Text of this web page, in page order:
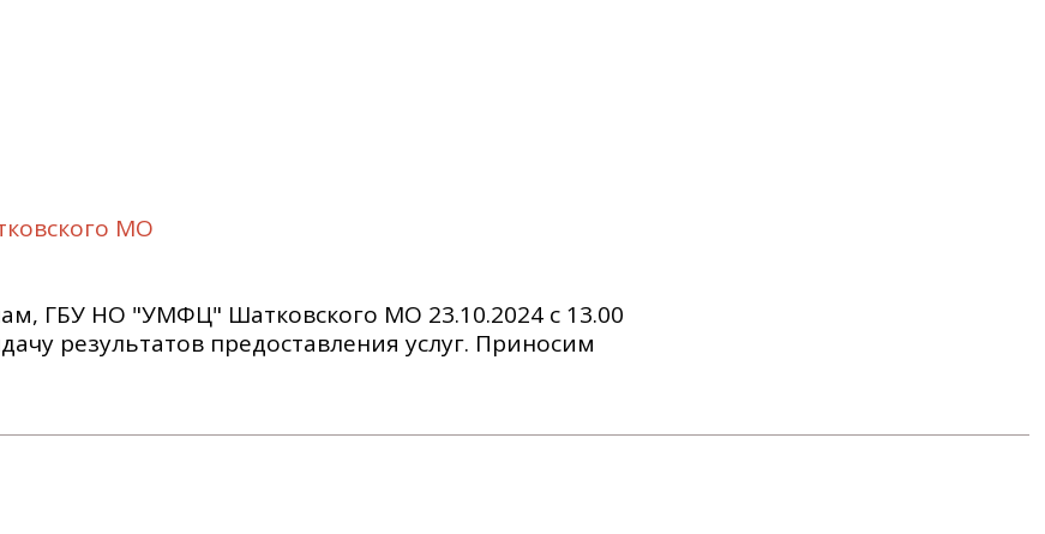
МО
ГБУ НО "УМФЦ" Шатковского МО 23.10.2024 с 13.00
результатов предоставления услуг. Приносим